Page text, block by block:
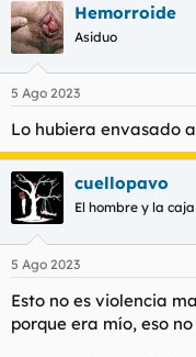
c
c
i
e
:
Hemorroide
Asiduo
5 Ago 2023
Lo hubiera envasado
cuellopavo
El hombre y la caja
5 Ago 2023
Esto no es violencia
porque era mío, eso